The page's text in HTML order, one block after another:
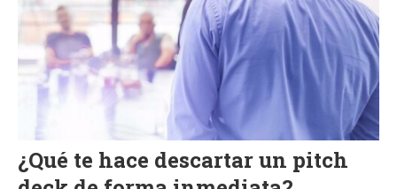
¿Qué te hace descartar un pitch